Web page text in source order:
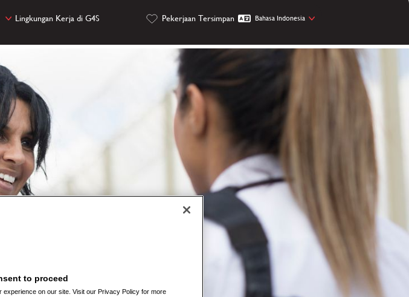
Lingkungan Kerja di G4S Pekerjaan Tersimpan Bahasa Indonesia
to proceed
on our site. Visit our Privacy Policy for more